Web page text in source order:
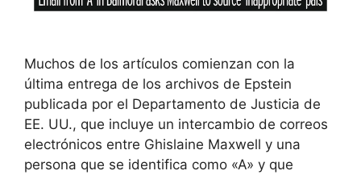
Muchos de los artículos comienzan con la
última entrega de los archivos de Epstein
publicada por el Departamento de Justicia de
EE. UU., que incluye un intercambio de correos
electrónicos entre Ghislaine Maxwell y una
persona que se identifica como «A» y que